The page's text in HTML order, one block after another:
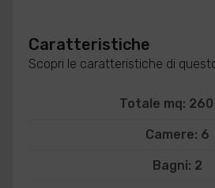
Caratteristiche
Scopri le caratteristiche di
Totale mq: 260
Camere: 6
Bagni: 2